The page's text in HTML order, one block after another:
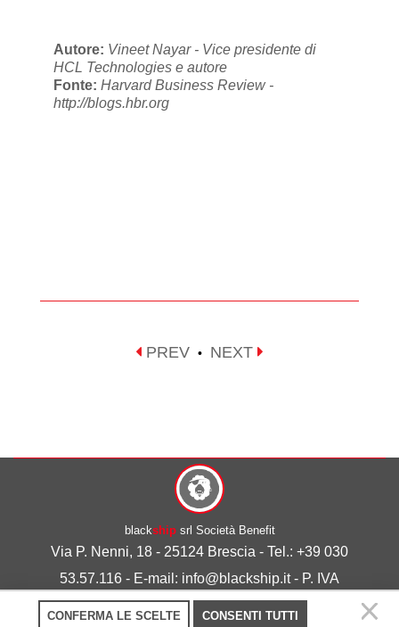
Autore: Vineet Nayar - Vice presidente di
HCL Technologies e autore
Fonte: Harvard Business Review -
http://blogs.hbr.org
PREV • NEXT
blackshipsrl Società Benefit
Via P. Nenni, 18 - 25124 Brescia - Tel.: +39 030
53.57.116 - E-mail: info@blackship.it - P. IVA
03492980986
CONFERMA LE SCELTE CONSENTI TUTTI